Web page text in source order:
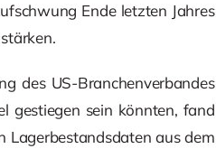
Ende letzten Jahres
des US-Branchenverbandes
gestiegen sein könnten, fand
Lagerbestandsdaten aus dem